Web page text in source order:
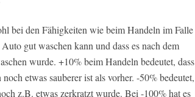
bei den Fähigkeiten wie beim Handeln im Falle
gut waschen kann und dass es nach dem
wurde. +10% beim Handeln bedeutet, dass
etwas sauberer ist als vorher. -50% bedeutet,
z.B. etwas zerkratzt wurde. Bei -100% hat es